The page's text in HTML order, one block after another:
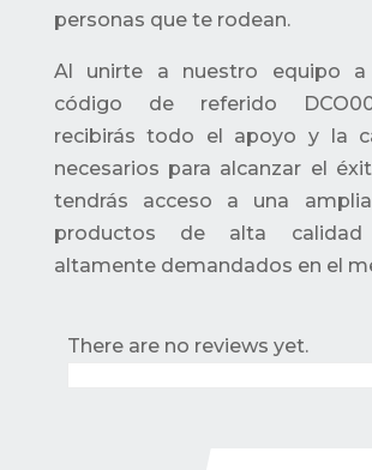
personas que te rodean.
Al unirte a nuestro equipo a
código de referido
recibirás todo el apoyo y la
necesarios para alcanzar el
tendrás acceso a una
productos de alta
altamente demandados en el
There are no reviews yet.